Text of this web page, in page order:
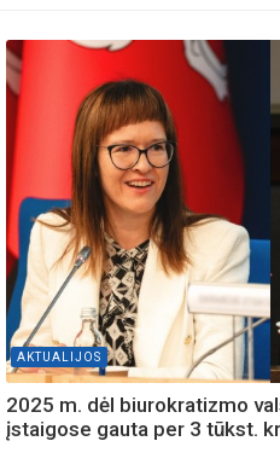
AKTUALIJOS
2025 m. dėl biurokratizmo
įstaigose gauta per 3 tūkst.